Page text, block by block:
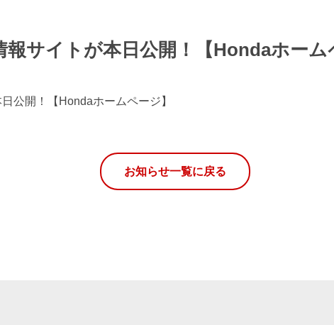
報サイトが本日公開！【Hondaホーム
公開！【Hondaホームページ】
お知らせ一覧に戻る